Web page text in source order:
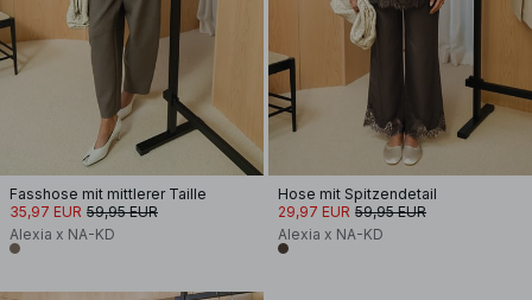
Fasshose mit mittlerer Taille
35,97 EUR 59,95 EUR
Alexia x NA-KD
Hose mit Spitzendetail
29,97 EUR 59,95 EUR
Alexia x NA-KD